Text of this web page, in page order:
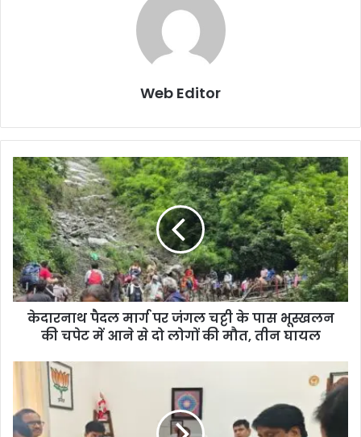
Web Editor
केदारनाथ पैदल मार्ग पर जंगल चट्टी के पास भूस्खलन
की चपेट में आने से दो लोगों की मौत, तीन घायल